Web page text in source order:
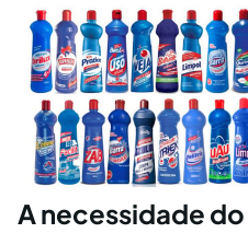
frustrante,...
A necessidade